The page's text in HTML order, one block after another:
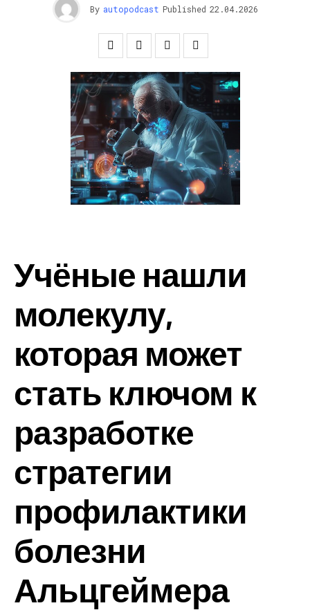
By autopodcast Published 22.04.2026
Учёные нашли
молекулу,
которая может
стать ключом к
разработке
стратегии
профилактики
болезни
Альцгеймера